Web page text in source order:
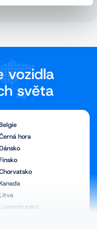
vozidla
světa
hora
Lucembursko